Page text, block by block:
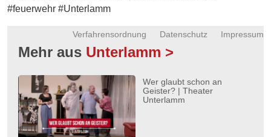
#feuerwehr #Unterlamm
Impressum
Datenschutz
Verfahrensordnung
Mehr aus Unterlamm >
Wer glaubt schon an
Geister? | Theater
Unterlamm